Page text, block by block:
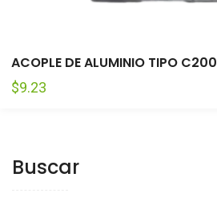
ACOPLE DE ALUMINIO TIPO C200
$9.23
Buscar